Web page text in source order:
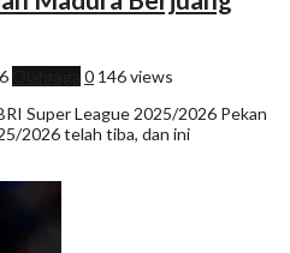
0 146 views
Super League 2025/2026 Pekan
2026 telah tiba, dan ini